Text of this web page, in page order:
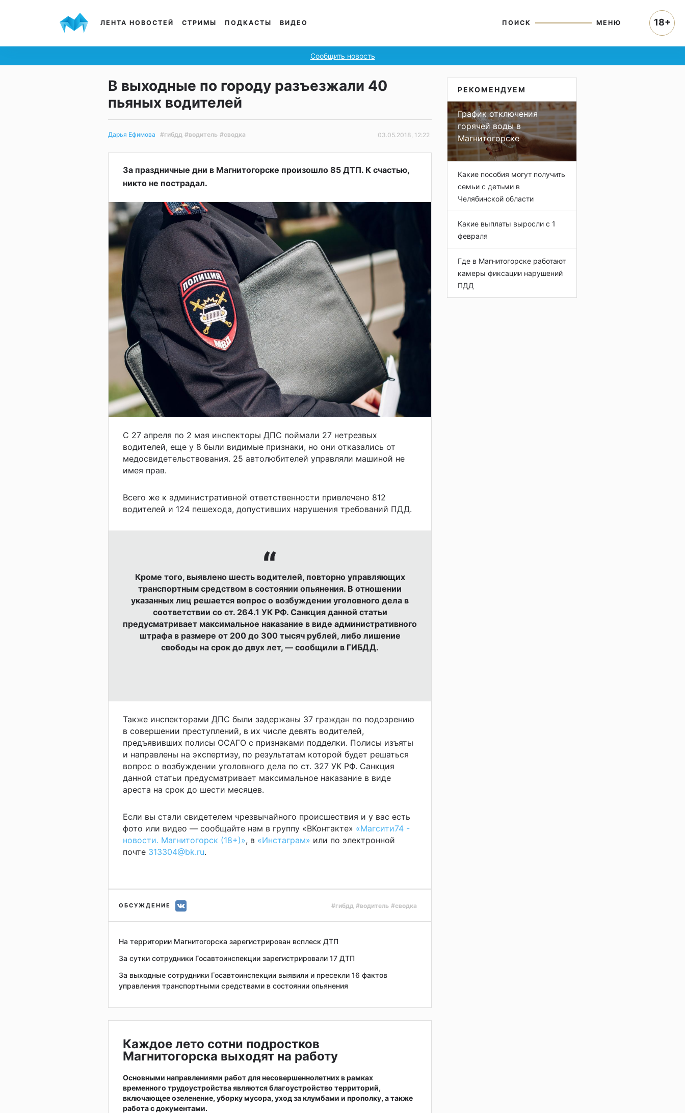
ЛЕНТА НОВОСТЕЙ СТРИМЫ ПОДКАСТЫ ВИДЕО ПОИСК МЕНЮ
Сообщить новость
В выходные по городу разъезжали 40
пьяных водителей
Дарья Ефимова #гибдд #водитель #сводка 03.05.2018, 12:22
За праздничные дни в Магнитогорске произошло 85 ДТП. К счастью,
никто не пострадал.
С 27 апреля по 2 мая инспекторы ДПС поймали 27 нетрезвых
водителей, еще у 8 были видимые признаки, но они отказались от
медосвидетельствования. 25 автолюбителей управляли машиной не
имея прав.
Всего же к административной ответственности привлечено 812
водителей и 124 пешехода, допустивших нарушения требований ПДД.
Кроме того, выявлено шесть водителей, повторно управляющих
транспортным средством в состоянии опьянения. В отношении
указанных лиц решается вопрос о возбуждении уголовного дела в
соответствии со ст. 264.1 УК РФ. Санкция данной статьи
предусматривает максимальное наказание в виде административного
штрафа в размере от 200 до 300 тысяч рублей, либо лишение
свободы на срок до двух лет, — сообщили в ГИБДД.
Также инспекторами ДПС были задержаны 37 граждан по подозрению
в совершении преступлений, в их числе девять водителей,
предъявивших полисы ОСАГО с признаками подделки. Полисы изъяты
и направлены на экспертизу, по результатам которой будет решаться
вопрос о возбуждении уголовного дела по ст. 327 УК РФ. Санкция
данной статьи предусматривает максимальное наказание в виде
ареста на срок до шести месяцев.
Если вы стали свидетелем чрезвычайного происшествия и у вас есть
фото или видео — сообщайте нам в группу «ВКонтакте» «Магсити74 -
новости. Магнитогорск (18+)», в «Инстаграм» или по электронной
почте 313304@bk.ru.
ОБСУЖДЕНИЕ #гибдд #водитель #сводка
На территории Магнитогорска зарегистрирован всплеск ДТП
За сутки сотрудники Госавтоинспекции зарегистрировали 17 ДТП
За выходные сотрудники Госавтоинспекции выявили и пресекли 16 фактов
управления транспортными средствами в состоянии опьянения
Каждое лето сотни подростков
Магнитогорска выходят на работу
Основными направлениями работ для несовершеннолетних в рамках
временного трудоустройства являются благоустройство территорий,
включающее озеленение, уборку мусора, уход за клумбами и прополку, а также
работа с документами.
РЕКОМЕНДУЕМ
График отключения
горячей воды в
Магнитогорске
Какие пособия могут получить
семьи с детьми в
Челябинской области
Какие выплаты выросли с 1
февраля
Где в Магнитогорске работают
камеры фиксации нарушений
ПДД
18+